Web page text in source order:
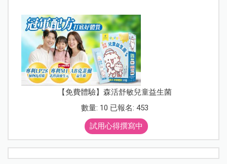
【免費體驗】森活舒敏兒童益生菌
數量: 10 已報名: 453
試用心得撰寫中